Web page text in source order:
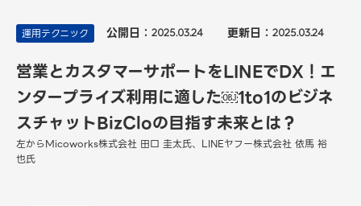
運用テクニック 公開日： 2025.03.24 更新日： 2025.03.24
営業とカスタマーサポートをLINEでDX！エ
ンタープライズ利用に適した​​￼​​1to1のビジネ
スチャット​​BizCloの目指す未来とは？
左からMicoworks株式会社 田口 圭太氏、LINEヤフー株式会社 依馬 裕
也氏